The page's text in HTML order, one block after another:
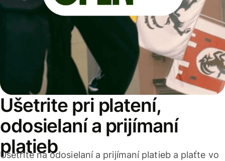
Ušetrite pri platení,
odosielaní a prijímaní
platieb
Ušetrite na odosielaní a prijímaní platieb a plaťte vo